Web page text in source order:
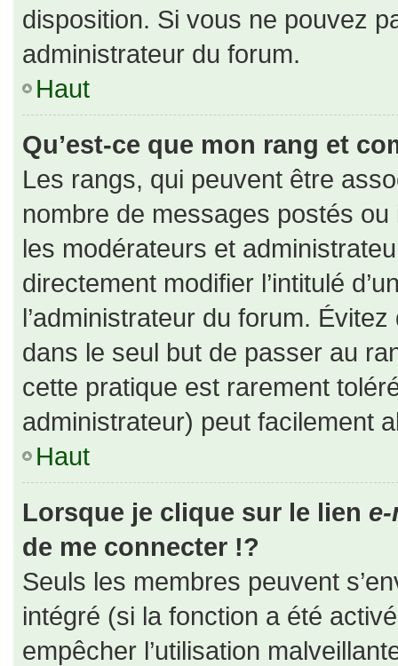
disposition. Si vous ne pouvez
administrateur du forum.
Haut
Qu’est-ce que mon rang et
Les rangs, qui peuvent être
nombre de messages postés
les modérateurs et
directement modifier l’intitulé
l’administrateur du forum.
dans le seul but de passer au
cette pratique est rarement
administrateur) peut facilement
Haut
Lorsque je clique sur le lien
de me connecter !?
Seuls les membres peuvent
intégré (si la fonction a été
empêcher l’utilisation